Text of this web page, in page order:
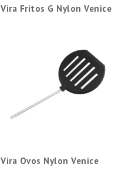
Vira Fritos G Nylon Venice
Vira Ovos Nylon Venice